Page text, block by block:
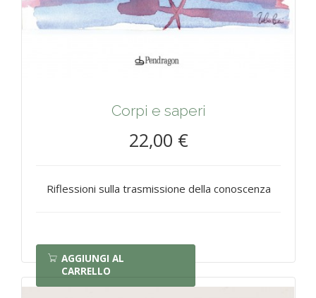
Corpi e saperi
22,00 €
Riflessioni sulla trasmissione della conoscenza
AGGIUNGI AL
CARRELLO